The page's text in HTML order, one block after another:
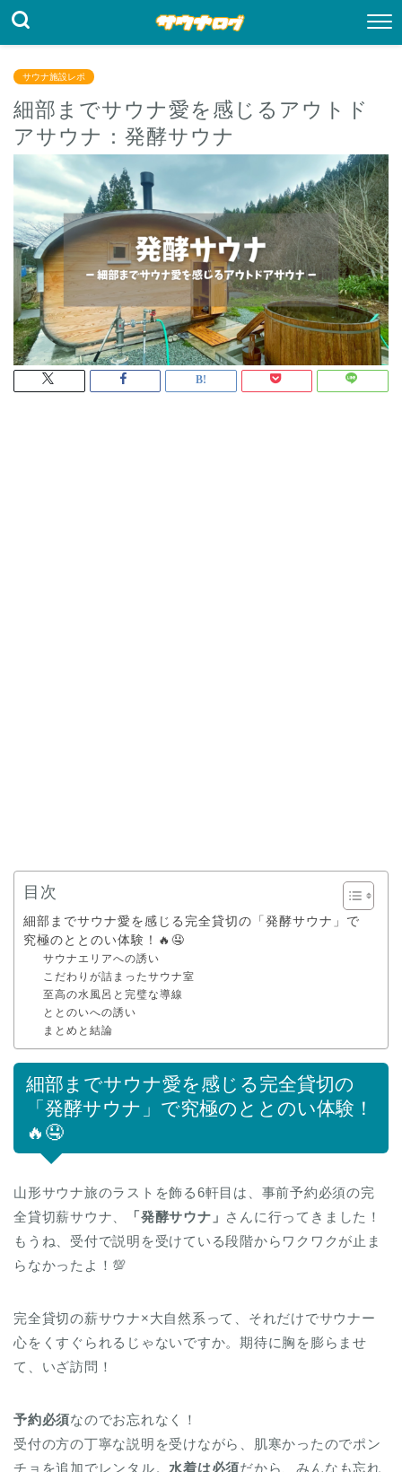
サウナ施設レポ
細部までサウナ愛を感じるアウトド
アサウナ：発酵サウナ
目次
細部までサウナ愛を感じる完全貸切の「発酵サウナ」で
究極のととのい体験！🔥🤤
サウナエリアへの誘い
こだわりが詰まったサウナ室
至高の水風呂と完璧な導線
ととのいへの誘い
まとめと結論
細部までサウナ愛を感じる完全貸切の
「発酵サウナ」で究極のととのい体験！
🔥🤤
山形サウナ旅のラストを飾る6軒目は、事前予約必須の完
全貸切薪サウナ、
「発酵サウナ」 さんに行ってきました！
もうね、受付で説明を受けている段階からワクワクが止ま
らなかったよ！💯
完全貸切の薪サウナ×大自然系って、それだけでサウナー
心をくすぐられるじゃないですか。期待に胸を膨らませ
て、いざ訪問！
予約必須なのでお忘れなく！
受付の方の丁寧な説明を受けながら、肌寒かったのでポン
チョを追加でレンタル。 水着は必須だから、みんなも忘れ